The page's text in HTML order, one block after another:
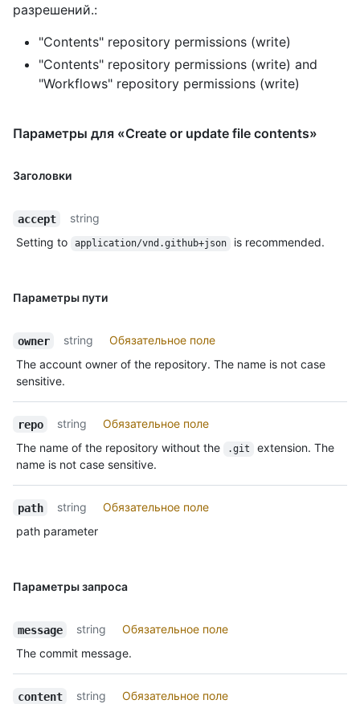
разрешений.:
"Contents" repository permissions (write)
"Contents" repository permissions (write) and
"Workflows" repository permissions (write)
Параметры для «Create or update file contents»
Заголовки
accept
string
Setting to
application/vnd.github+json is recommended.
Параметры пути
owner string
Обязательное поле
The account owner of the repository. The name is not case
sensitive.
repo string
Обязательное поле
The name of the repository without the
.git
extension. The
name is not case sensitive.
path string
Обязательное поле
path parameter
Параметры запроса
message string
Обязательное поле
The commit message.
content string
Обязательное поле